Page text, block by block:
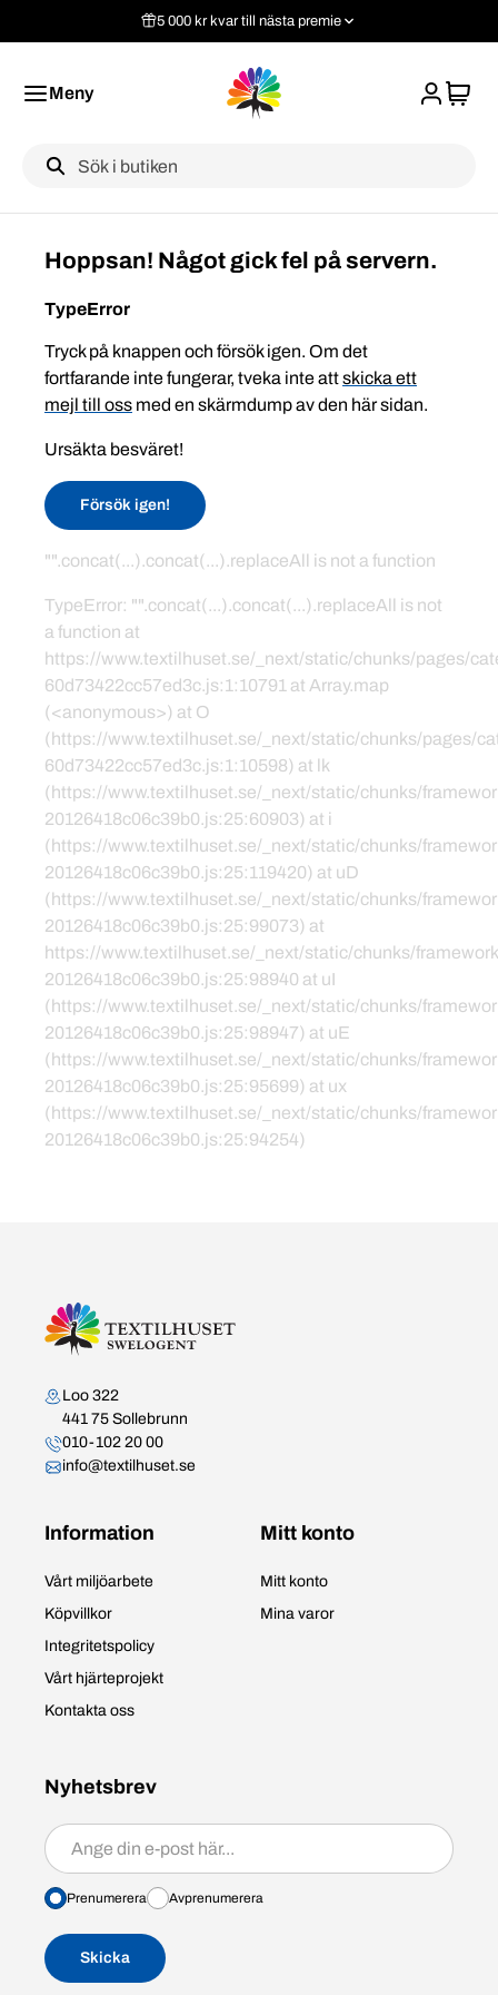
5 000 kr kvar till nästa premie
Meny
Label
Hoppsan! Något gick fel på servern.
TypeError
Tryck på knappen och försök igen. Om det
fortfarande inte fungerar, tveka inte attskicka ett
mejl till oss med en skärmdump av den här sidan.
Ursäkta besväret!
Försök igen!
"".concat(...).concat(...).replaceAll is not a function
TypeError: "".concat(...).concat(...).replaceAll is not
a function at
https://www.textilhuset.se/_next/static/chunks/pages/
60d73422cc57ed3c.js:1:10791 at Array.map
(<anonymous>) at O
(https://www.textilhuset.se/_next/static/chunks/pages/
60d73422cc57ed3c.js:1:10598) at lk
(https://www.textilhuset.se/_next/static/chunks/
20126418c06c39b0.js:25:60903) at i
(https://www.textilhuset.se/_next/static/chunks/
20126418c06c39b0.js:25:119420) at uD
(https://www.textilhuset.se/_next/static/chunks/
20126418c06c39b0.js:25:99073) at
https://www.textilhuset.se/_next/static/chunks/
20126418c06c39b0.js:25:98940 at uI
(https://www.textilhuset.se/_next/static/chunks/
20126418c06c39b0.js:25:98947) at uE
(https://www.textilhuset.se/_next/static/chunks/
20126418c06c39b0.js:25:95699) at ux
(https://www.textilhuset.se/_next/static/chunks/
20126418c06c39b0.js:25:94254)
Kontakta oss
Loo 322
441 75 Sollebrunn
010-102 20 00
info@textilhuset.se
Information
Vårt miljöarbete
Köpvillkor
Integritetspolicy
Vårt hjärteprojekt
Kontakta oss
Mitt konto
Mitt konto
Mina varor
Nyhetsbrev
Prenumerera/avprenumerera
Prenumerera Avprenumerera
Skicka